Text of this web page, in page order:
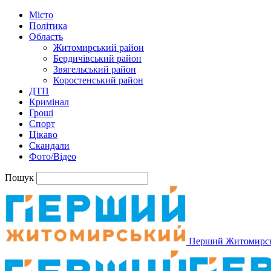
Місто
Політика
Область
Житомирський район
Бердичівський район
Звягельський район
Коростенський район
ДТП
Кримінал
Гроші
Спорт
Цікаво
Скандали
Фото/Відео
Пошук
Перший